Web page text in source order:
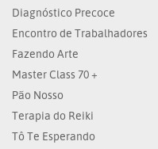
Diagnóstico Precoce
Encontro de Trabalhadores
Fazendo Arte
Master Class 70 +
Pão Nosso
Terapia do Reiki
Tô Te Esperando